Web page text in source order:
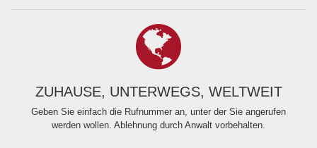
ZUHAUSE, UNTERWEGS, WELTWEIT
Geben Sie einfach die Rufnummer an, unter der Sie angerufen
werden wollen. Ablehnung durch Anwalt vorbehalten.